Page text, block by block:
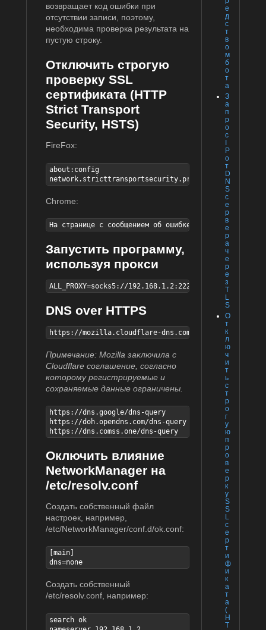
е
д
с
т
в
о
м
б
о
т
а
З
а
п
р
о
с
I
P
о
т
D
N
S
с
е
р
в
е
р
а
ч
е
р
е
з
T
L
S
О
т
к
л
ю
ч
и
т
ь
с
т
р
о
г
у
ю
п
р
о
в
е
р
к
у
S
S
L
с
е
р
т
и
ф
и
к
а
т
а
(
H
T
возвращает код ошибки при
отсутствии записи, поэтому,
необходима проверка результата на
пустую строку.
Отключить строгую
проверку SSL
сертификата (HTTP
Strict Transport
Security, HSTS)
FireFox:
about:config
network.stricttransportsecurity.preloadlist = false
Chrome:
На странице с сообщением об ошибке ввести
Запустить программу,
используя прокси
ALL_PROXY=socks5://192.168.1.2:2225 curl http://
DNS over HTTPS
https://mozilla.cloudflare-dns.com/dns-query
Примечание: Mozilla заключила с
Cloudflare соглашение, согласно
которому регистрируемые и
сохраняемые данные ограничены.
https://dns.google/dns-query
https://doh.opendns.com/dns-query
https://dns.comss.one/dns-query
Оключить влияние
NetworkManager на
/etc/resolv.conf
Создать собственный файл
настроек, например,
/etc/NetworkManager/conf.d/ok.conf:
[main]
dns=none
Создать собственный
/etc/resolv.conf, например:
search ok